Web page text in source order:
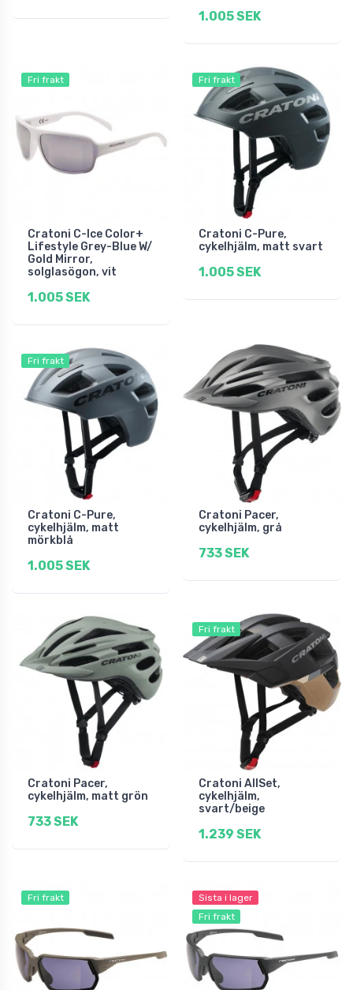
1.005 SEK
Fri frakt
Cratoni C-Ice Color+
Lifestyle Grey-Blue W/
Gold Mirror,
solglasögon, vit
1.005 SEK
Fri frakt
Cratoni C-Pure,
cykelhjälm, matt svart
1.005 SEK
Fri frakt
Cratoni C-Pure,
cykelhjälm, matt
mörkblå
1.005 SEK
Cratoni Pacer,
cykelhjälm, grå
733 SEK
Cratoni Pacer,
cykelhjälm, matt grön
733 SEK
Fri frakt
Cratoni AllSet,
cykelhjälm,
svart/beige
1.239 SEK
Fri frakt
Sista i lager
Fri frakt